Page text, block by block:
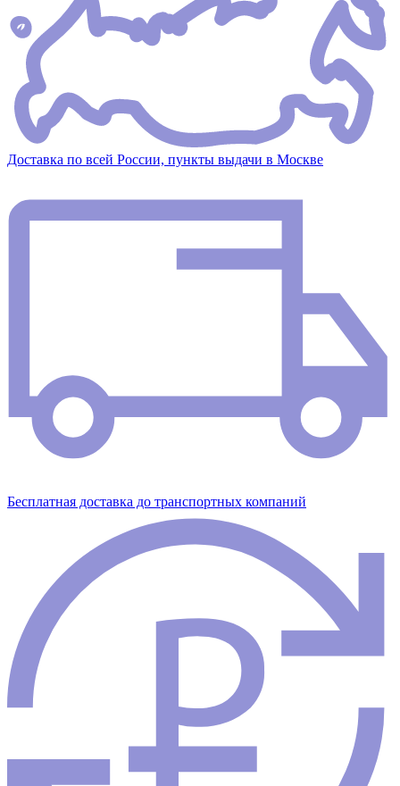
Доставка по всей России, пункты выдачи в Москве
Бесплатная доставка до транспортных компаний